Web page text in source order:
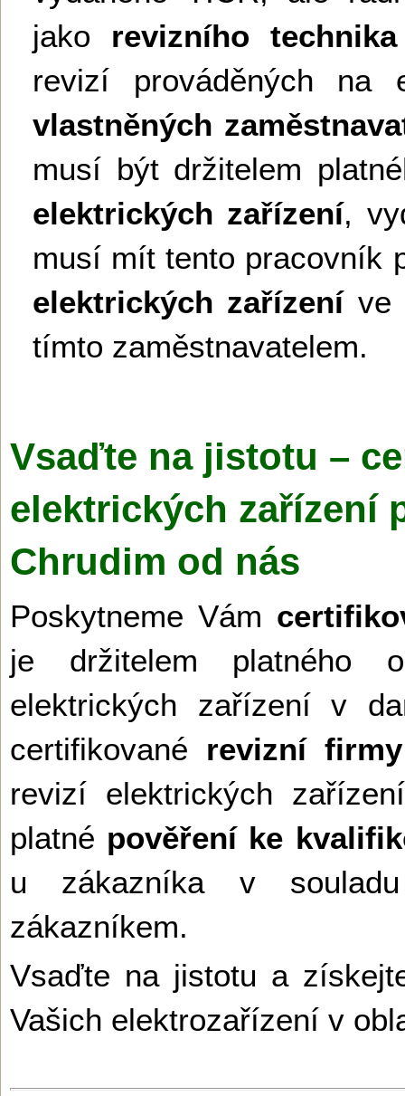
jako revizního
revizí prováděných na
vlastněných
musí být držitelem
elektrických zařízení,
musí mít tento pracovník
elektrických zařízeníve
tímto zaměstnavatelem.
Vsaďte na jistotu –
elektrických zařízení
Chrudim od nás
Poskytneme Vám
je držitelem platného
elektrických zařízení v
certifikované revizní firmy
revizí elektrických
platné pověření ke
u zákazníka v
zákazníkem.
Vsaďte na jistotu a
Vašich elektrozařízení v